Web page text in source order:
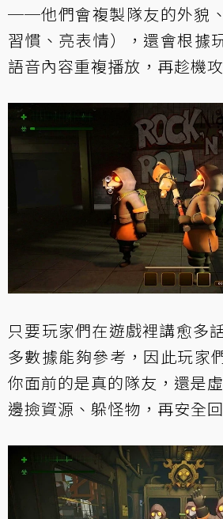
──他們會複製隊友的外貌
習慣、亮表情），還會根據
語音內容重複播放，再趁機
只要玩家們在遊戲裡講愈多
多數據能夠參考，因此玩家
你面前的是真的隊友，還是
邊撿資源、躲怪物，再安全